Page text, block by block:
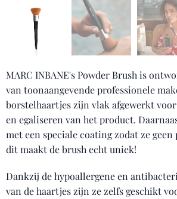
MARC INBANE's Powder Brush is
van toonaangevende professionele
borstelhaartjes zijn vlak afgewerkt
en egaliseren van het product.
met een speciale coating zodat ze
dit maakt de brush echt uniek!
Dankzij de hypoallergene en
van de haartjes zijn ze zelfs geschikt